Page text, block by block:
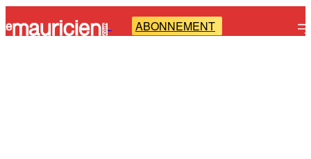
- ABONNEMENT